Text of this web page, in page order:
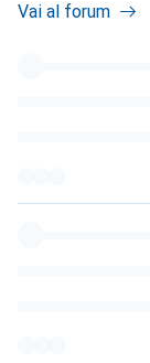
Vai al forum